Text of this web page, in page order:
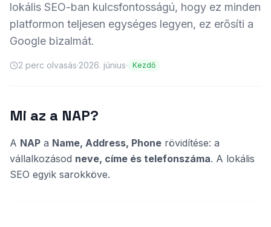
lokális SEO-ban kulcsfontosságú, hogy ez minden
platformon teljesen egységes legyen, ez erősíti a
Google bizalmát.
2 perc olvasás·2026. június· Kezdő
Mi az a NAP?
A NAP a Name, Address, Phone rövidítése: a
vállalkozásod neve, címe és telefonszáma. A lokális
SEO egyik sarokköve.